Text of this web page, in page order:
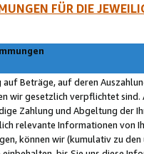
FÜR DIE
Beträge, auf deren
wir gesetzlich verpflichtet
Zahlung und Abgeltung der
relevante Informationen von
können wir (kumulativ zu